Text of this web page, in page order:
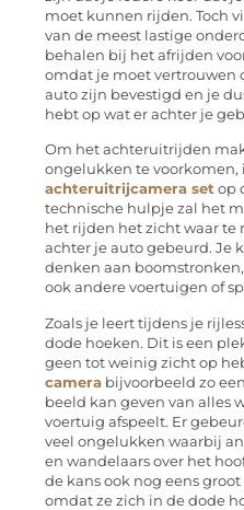
moet kunnen rijden. Toch
van de meest lastige
behalen bij het afrijden
omdat je moet vertrouwen
auto zijn bevestigd en je
hebt op wat er achter je
Om het achteruitrijden
ongelukken te voorkomen,
achteruitrijcamera set op
technische hulpje zal het
het rijden het zicht waar te
achter je auto gebeurd. Je
denken aan
ook andere voertuigen of
Zoals je leert tijdens je
dode hoeken. Dit is een
geen tot weinig zicht op
camera bijvoorbeeld zo
beeld kan geven van alles
voertuig afspeelt. Er
veel ongelukken waarbij
en wandelaars over het
de kans ook nog eens
omdat ze zich in de dode